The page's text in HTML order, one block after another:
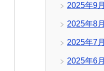
2025年9月
2025年8月
2025年7月
2025年6月